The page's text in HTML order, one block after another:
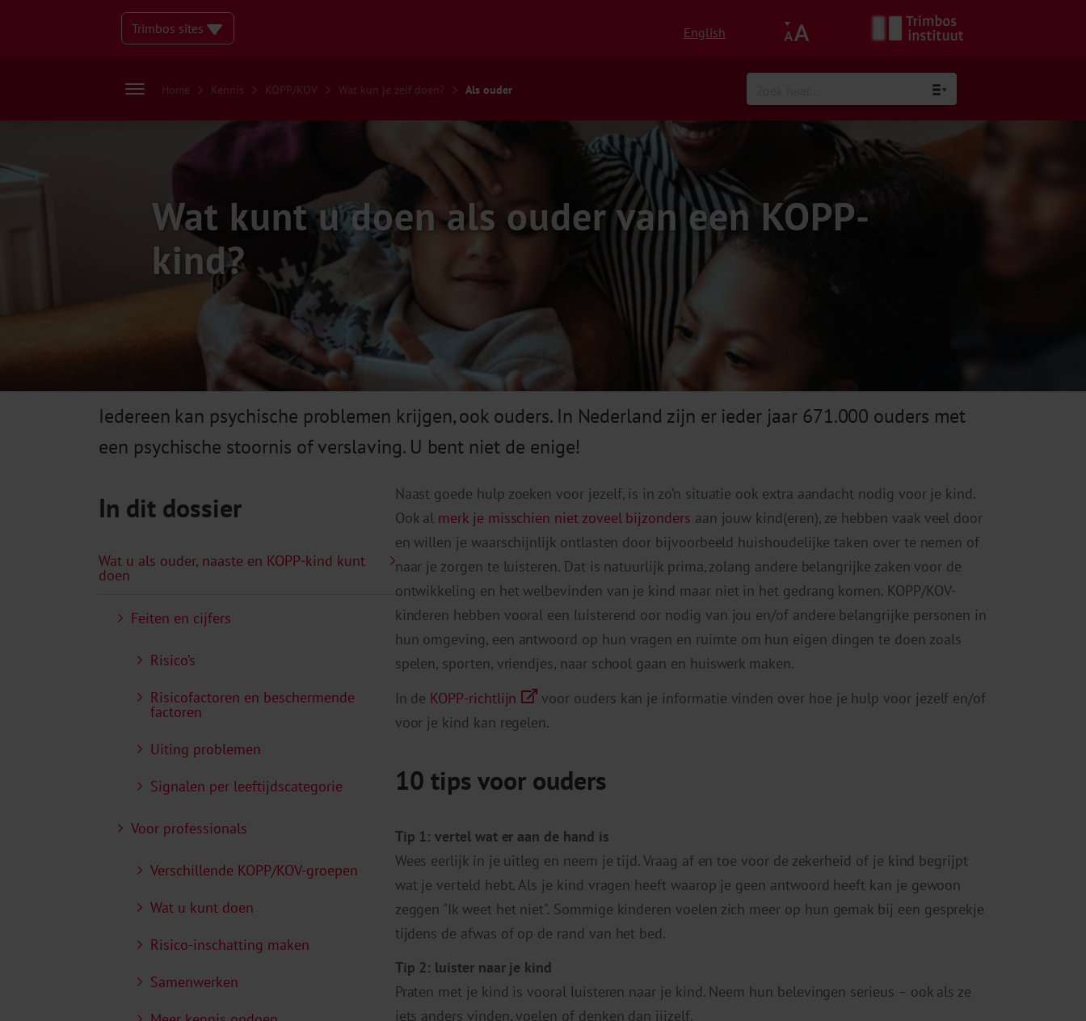
Trimbos sites English
Home Kennis KOPP/KOV Wat kun je zelf doen? Als ouder
Wat kunt u doen als ouder van een KOPP-
kind?
Iedereen kan psychische problemen krijgen, ook ouders. In Nederland zijn er ieder jaar 671.000 ouders met
een psychische stoornis of verslaving. U bent niet de enige!
In dit dossier
Wat u als ouder, naaste en KOPP-kind kunt
doen
Feiten en cijfers
Risico’s
Risicofactoren en beschermende
factoren
Uiting problemen
Signalen per leeftijdscategorie
Voor professionals
Verschillende KOPP/KOV-groepen
Wat u kunt doen
Risico-inschatting maken
Samenwerken
Naast goede hulp zoeken voor jezelf, is in zo’n situatie ook extra aandacht nodig voor je kind.
Ook al merk je misschien niet zoveel bijzonders aan jouw kind(eren), ze hebben vaak veel door
en willen je waarschijnlijk ontlasten door bijvoorbeeld huishoudelijke taken over te nemen of
naar je zorgen te luisteren. Dat is natuurlijk prima, zolang andere belangrijke zaken voor de
ontwikkeling en het welbevinden van je kind maar niet in het gedrang komen. KOPP/KOV-
kinderen hebben vooral een luisterend oor nodig van jou en/of andere belangrijke personen in
hun omgeving, een antwoord op hun vragen en ruimte om hun eigen dingen te doen zoals
spelen, sporten, vriendjes, naar school gaan en huiswerk maken.
In de KOPP-richtlijn
voor ouders kan je informatie vinden over hoe je hulp voor jezelf en/of
voor je kind kan regelen.
10 tips voor ouders
Tip 1: vertel wat er aan de hand is
Wees eerlijk in je uitleg en neem je tijd. Vraag af en toe voor de zekerheid of je kind begrijpt
wat je verteld hebt. Als je kind vragen heeft waarop je geen antwoord heeft kan je gewoon
zeggen "Ik weet het niet". Sommige kinderen voelen zich meer op hun gemak bij een gesprekje
tijdens de afwas of op de rand van het bed.
Tip 2: luister naar je kind
Praten met je kind is vooral luisteren naar je kind. Neem hun belevingen serieus – ook als ze
iets anders vinden, voelen of denken dan jijzelf.